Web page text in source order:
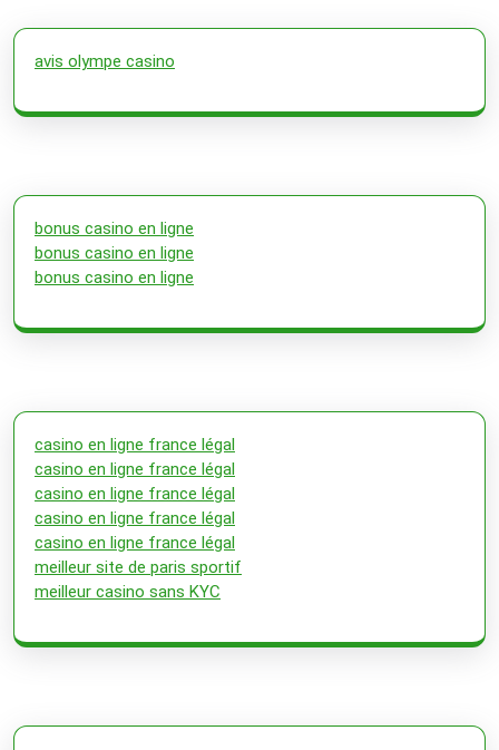
avis olympe casino
bonus casino en ligne
bonus casino en ligne
bonus casino en ligne
casino en ligne france légal
casino en ligne france légal
casino en ligne france légal
casino en ligne france légal
casino en ligne france légal
meilleur site de paris sportif
meilleur casino sans KYC